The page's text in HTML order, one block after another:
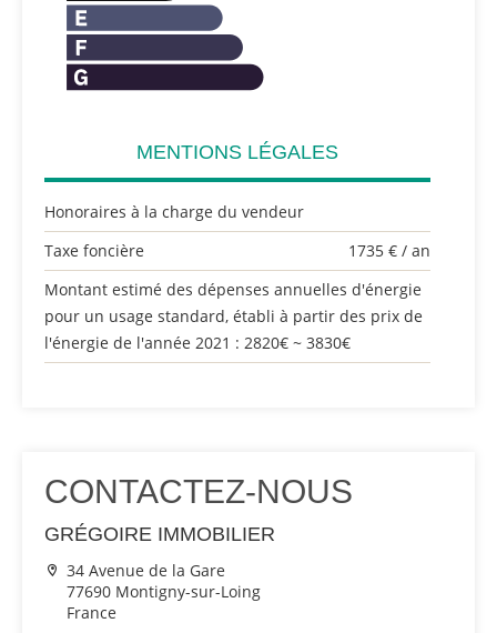
MENTIONS LÉGALES
Honoraires à la charge du vendeur
Taxe foncière
1735 € / an
Montant estimé des dépenses annuelles d'énergie
pour un usage standard, établi à partir des prix de
l'énergie de l'année 2021 : 2820€ ~ 3830€
CONTACTEZ-NOUS
GRÉGOIRE IMMOBILIER
34 Avenue de la Gare
77690 Montigny-sur-Loing
France